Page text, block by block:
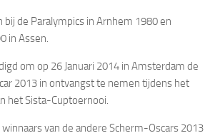
bij de Paralympics in Arnhem 1980 en
in Assen.
om op 26 Januari 2014 in Amsterdam de
2013 in ontvangst te nemen tijdens het
het Sista-Cuptoernooi.
van de andere Scherm-Oscars 2013